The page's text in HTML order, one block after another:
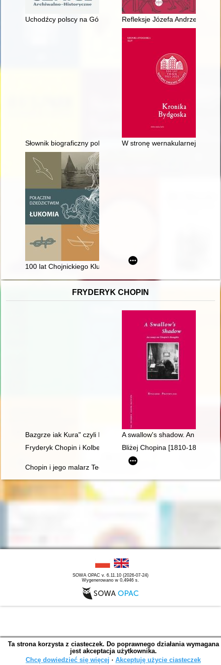
Uchodźcy polscy na Górnym Śląsku w wyniku powstań i
Refleksje Józefa Andrzeja
Słownik biograficzny polskiego obozu narodowego : całość w
W stronę wernakularnej
100 lat Chojnickiego Klubu Żeglarskiego w Charzykowach
FRYDERYK CHOPIN
Bazgrze iak Kura" czyli Fryderyk Chopin i powstańcy
A swallow's shadow. An essay
Fryderyk Chopin i Kolbergowie. Wspomnienia i inspiracje
Bliżej Chopina [1810-1849]
Chopin i jego malarz Teofil Kwiatkowski (1809-1891).
SOWA OPAC v. 6.11.10 (2026-07-24)
Wygenerowano w 0,4946 s.
Ta strona korzysta z ciasteczek. Do poprawnego działania wymagana
jest akceptacja użytkownika.
Chcę dowiedzieć się więcej ∙ Akceptuję użycie ciasteczek